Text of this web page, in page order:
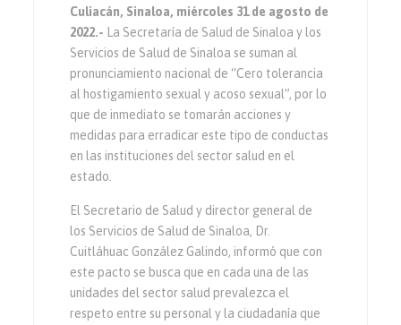
Culiacán, Sinaloa, miércoles 31 de agosto de
2022.- La Secretaría de Salud de Sinaloa y los
Servicios de Salud de Sinaloa se suman al
pronunciamiento nacional de “Cero tolerancia
al hostigamiento sexual y acoso sexual”, por lo
que de inmediato se tomarán acciones y
medidas para erradicar este tipo de conductas
en las instituciones del sector salud en el
estado.
El Secretario de Salud y director general de
los Servicios de Salud de Sinaloa, Dr.
Cuitláhuac González Galindo, informó que con
este pacto se busca que en cada una de las
unidades del sector salud prevalezca el
respeto entre su personal y la ciudadanía que